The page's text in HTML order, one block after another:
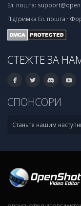
Ел. пошта:
Підтримка Ел. пошта ·
СТЕЖТЕ ЗА
СПОНСОРИ
Станьте нашим